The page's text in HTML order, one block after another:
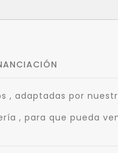
, adaptadas por
, para que pueda